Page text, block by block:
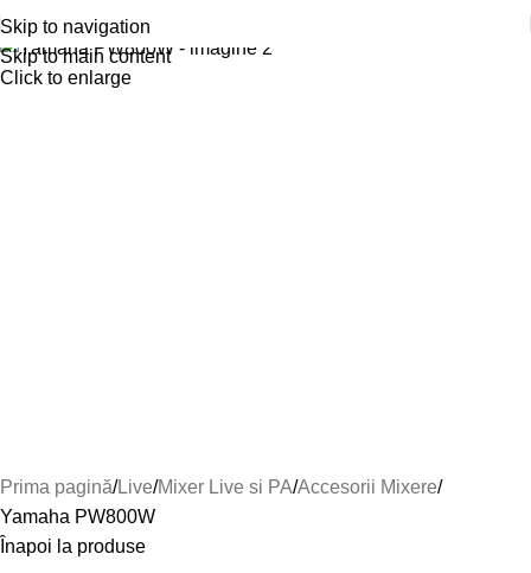
Skip to navigation
Skip to main content
Click to enlarge
Prima pagină Live Mixer Live si PA Accesorii Mixere
Yamaha PW800W
Înapoi la produse